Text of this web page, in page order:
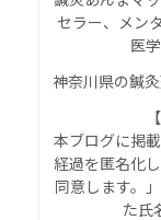
セラー、メン
医
神奈川県の鍼
本ブログに掲
経過を匿名化
同意します。
た氏